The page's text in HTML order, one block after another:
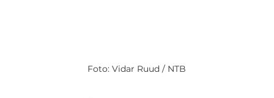
Foto: Vidar Ruud / NTB